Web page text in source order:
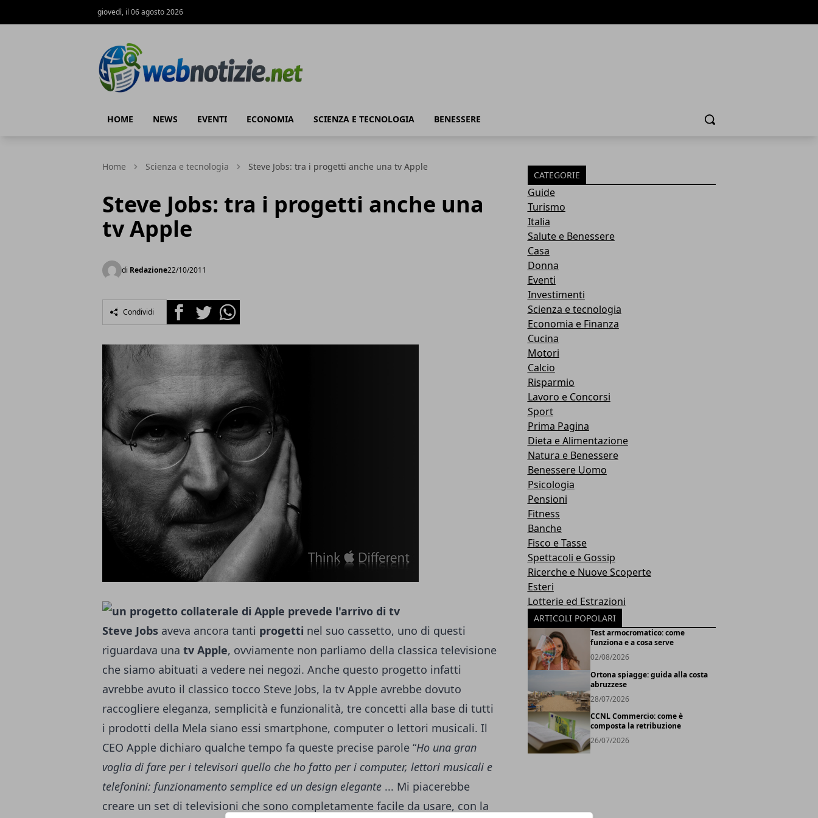
giovedì, il 06 agosto 2026
HOME NEWS EVENTI ECONOMIA SCIENZA E TECNOLOGIA BENESSERE Cerca
Home Scienza e tecnologia Steve Jobs: tra i progetti anche una tv Apple
Steve Jobs: tra i progetti anche una
tv Apple
di Redazione22/10/2011
Condividi FacebookTwitterWhatsapp
Steve Jobs aveva ancora tanti progetti nel suo cassetto, uno di questi
riguardava una tv Apple, ovviamente non parliamo della classica televisione
che siamo abituati a vedere nei negozi. Anche questo progetto infatti
avrebbe avuto il classico tocco Steve Jobs, la tv Apple avrebbe dovuto
raccogliere eleganza, semplicità e funzionalità, tre concetti alla base di tutti
i prodotti della Mela siano essi smartphone, computer o lettori musicali. Il
CEO Apple dichiaro qualche tempo fa queste precise parole “Ho una gran
voglia di fare per i televisori quello che ho fatto per i computer, lettori musicali e
telefonini: funzionamento semplice ed un design elegante ... Mi piacerebbe
creare un set di televisioni che sono completamente facile da usare, con la
CATEGORIE
Guide
Turismo
Italia
Salute e Benessere
Casa
Donna
Eventi
Investimenti
Scienza e tecnologia
Economia e Finanza
Cucina
Motori
Calcio
Risparmio
Lavoro e Concorsi
Sport
Prima Pagina
Dieta e Alimentazione
Natura e Benessere
Benessere Uomo
Psicologia
Pensioni
Fitness
Banche
Fisco e Tasse
Spettacoli e Gossip
Ricerche e Nuove Scoperte
Esteri
Lotterie ed Estrazioni
ARTICOLI POPOLARI
Test armocromatico: come
funziona e a cosa serve
02/08/2026
Ortona spiagge: guida alla costa
abruzzese
28/07/2026
CCNL Commercio: come è
composta la retribuzione
26/07/2026